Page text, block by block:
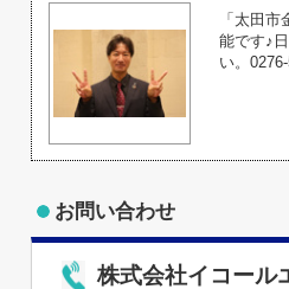
「太田
能です♪
い。
お問い合わせ
株式会社イコール